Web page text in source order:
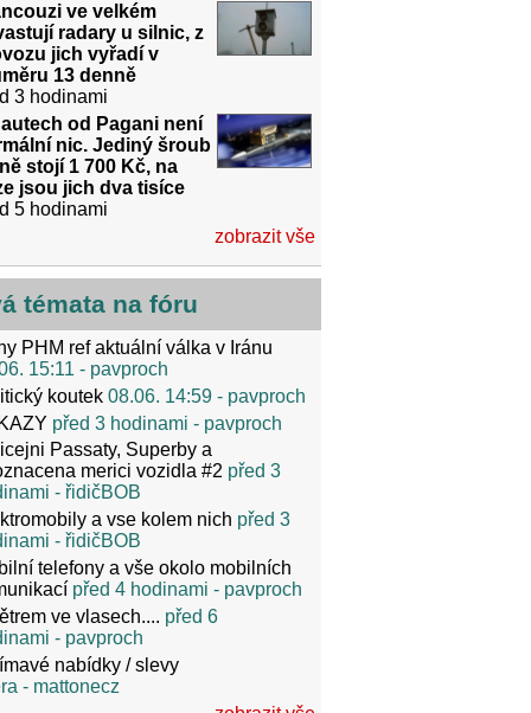
ve velkém
radary u silnic, z
jich vyřadí v
13 denně
3 hodinami
autech od Pagani není
nic. Jediný šroub
stojí 1 700 Kč, na
jsou jich dva tisíce
5 hodinami
zobrazit vše
témata na fóru
PHM ref aktuální válka v Iránu
15:11 - pavproch
koutek 08.06. 14:59 - pavproch
před 3 hodinami - pavproch
Passaty, Superby a
merici vozidla #2 před 3
- řidičBOB
a vse kolem nich před 3
- řidičBOB
telefony a vše okolo mobilních
před 4 hodinami - pavproch
ve vlasech.... před 6
- pavproch
nabídky / slevy
- mattonecz